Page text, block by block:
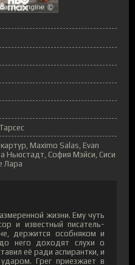
Maximo Salas, Evan
Ньюстадт, София Мэйси, Сиси
Лара
жизни. Ему чуть
и известный писатель-
держится особняком и
него доходят слухи о
её ради аспирантки, и
Грег приезжает в